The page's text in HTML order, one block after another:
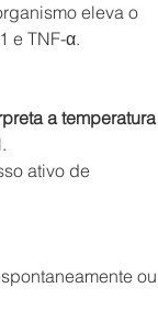
eleva o
e TNF-α.
a temperatura
ativo de
ou